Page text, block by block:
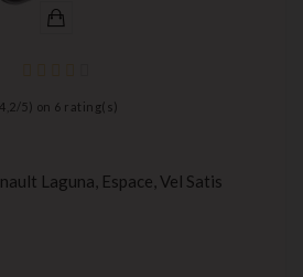
4,2 / 5) on 6 rating(s)
Laguna, Espace, Vel Satis